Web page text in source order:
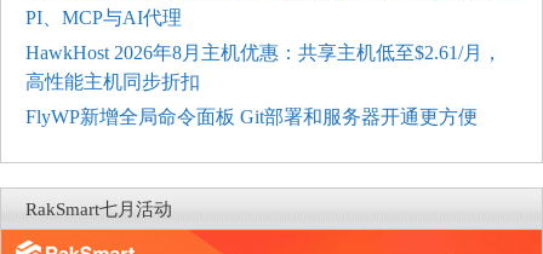
PI、MCP与AI代理
HawkHost 2026年8月主机优惠：共享主机低至$2.61/月，
高性能主机同步折扣
FlyWP新增全局命令面板 Git部署和服务器开通更方便
RakSmart七月活动